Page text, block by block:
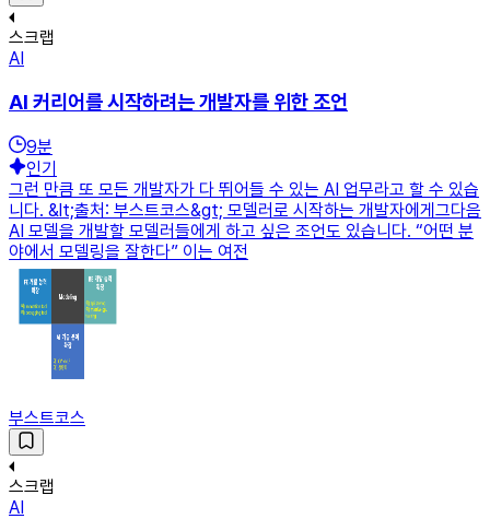
스크랩
AI
AI 커리어를 시작하려는 개발자를 위한 조언
9분
인기
그런 만큼 또 모든 개발자가 다 뛰어들 수 있는 AI 업무라고 할 수 있습
니다. &lt;출처: 부스트코스&gt; 모델러로 시작하는 개발자에게그다음
AI 모델을 개발할 모델러들에게 하고 싶은 조언도 있습니다. “어떤 분
야에서 모델링을 잘한다” 이는 여전
부스트코스
스크랩
AI